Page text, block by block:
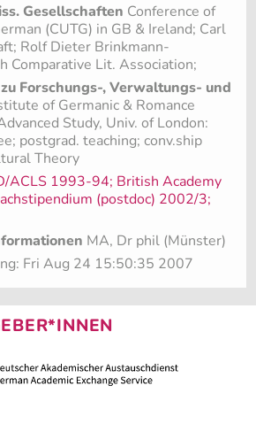
Gesellschaften Conference of
(CUTG) in GB & Ireland; Carl
Rolf Dieter Brinkmann-
Comparative Lit. Association;
Forschungs-, Verwaltungs- und
of Germanic & Romance
Study, Univ. of London:
postgrad. teaching; conv.ship
Theory
ACLS 1993-94; British Academy
(postdoc) 2002/3;
MA, Dr phil (Münster)
Fri Aug 24 15:50:35 2007